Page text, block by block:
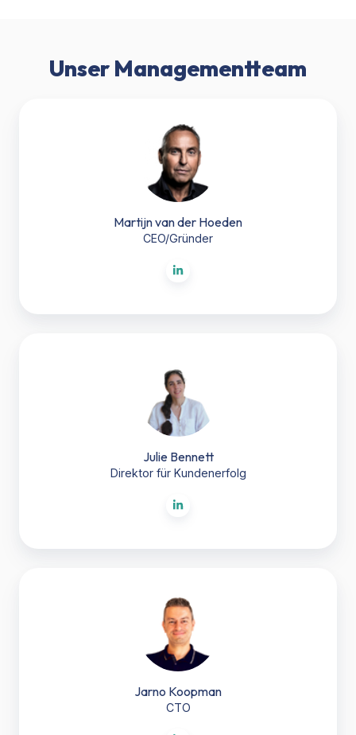
Unser Managementteam
van
der
Hoeden
Martijn van der Hoeden
CEO/Gründer
Julie Bennett
Direktor für Kundenerfolg
Koopman
Jarno Koopman
CTO